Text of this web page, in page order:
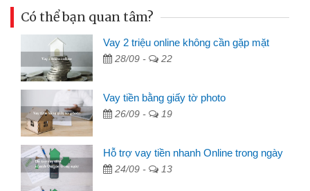
Có thể bạn quan tâm?
Vay 2 triệu online không cần gặp mặt
28/09 - 22
Vay tiền bằng giấy tờ photo
26/09 - 19
Hỗ trợ vay tiền nhanh Online trong ngày
24/09 - 13